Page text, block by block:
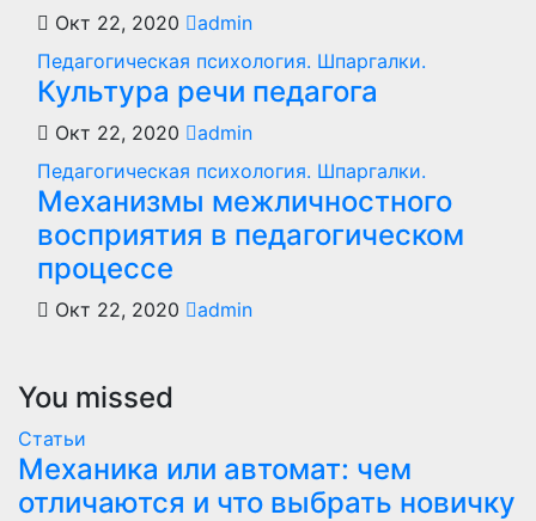
Окт 22, 2020
admin
Педагогическая психология. Шпаргалки.
Культура речи педагога
Окт 22, 2020
admin
Педагогическая психология. Шпаргалки.
Механизмы межличностного
восприятия в педагогическом
процессе
Окт 22, 2020 admin
You missed
Статьи
Механика или автомат: чем
отличаются и что выбрать новичку